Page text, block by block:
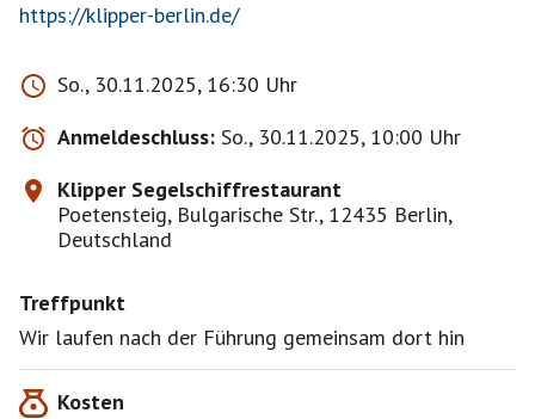
https://klipper-berlin.de/
So., 30.11.2025, 16:30 Uhr
Anmeldeschluss: So., 30.11.2025, 10:00 Uhr
Klipper Segelschiffrestaurant
Poetensteig, Bulgarische Str., 12435 Berlin,
Deutschland
Treffpunkt
Wir laufen nach der Führung gemeinsam dort hin
Kosten